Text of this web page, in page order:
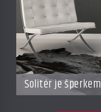
Solitér je